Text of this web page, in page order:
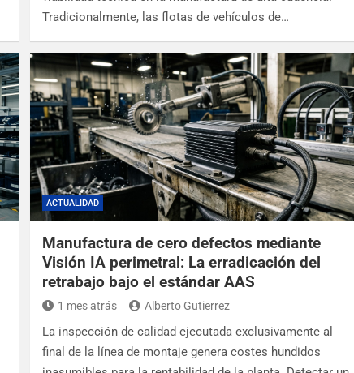
Tradicionalmente, las flotas de vehículos de…
ACTUALIDAD
Manufactura de cero defectos mediante
Visión IA perimetral: La erradicación del
retrabajo bajo el estándar AAS
1 mes atrás Alberto Gutierrez
La inspección de calidad ejecutada exclusivamente al
final de la línea de montaje genera costes hundidos